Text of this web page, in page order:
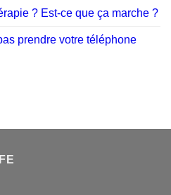
? Est-ce que ça marche ?
prendre votre téléphone